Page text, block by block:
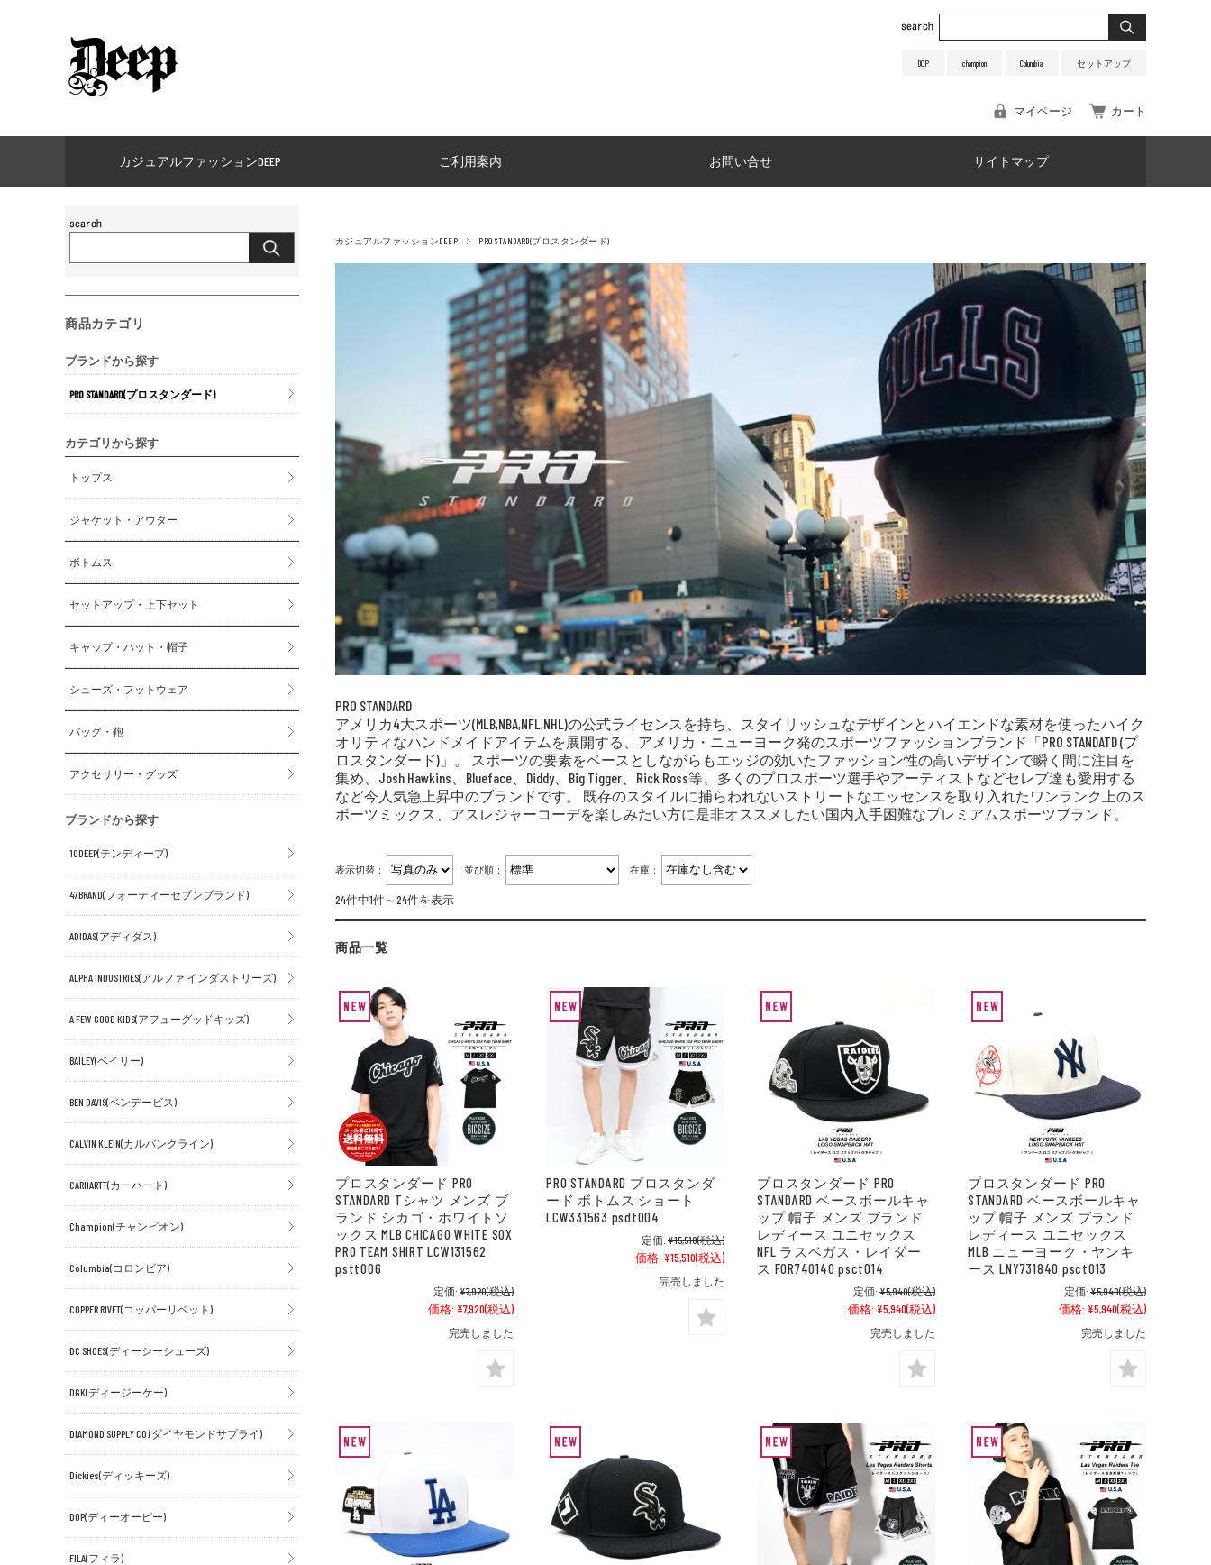
DOP champion Columbia セットアップ
マイページ カート
カジュアルファッションDEEP ご利用案内 お問い合せ サイトマップ
カジュアルファッションDEEP PRO STANDARD(プロスタンダード)
PRO STANDARD
アメリカ4大スポーツ(MLB,NBA,NFL,NHL)の公式ライセンスを持ち、スタイリッシュなデザインとハイエンドな素材を使ったハイク
オリティなハンドメイドアイテムを展開する、アメリカ・ニューヨーク発のスポーツファッションブランド「PRO STANDATD (プ
ロスタンダード)」。 スポーツの要素をベースとしながらもエッジの効いたファッション性の高いデザインで瞬く間に注目を
集め、Josh Hawkins、Blueface、Diddy、Big Tigger、Rick Ross等、多くのプロスポーツ選手やアーティストなどセレブ達も愛用する
など今人気急上昇中のブランドです。 既存のスタイルに捕らわれないストリートなエッセンスを取り入れたワンランク上のス
ポーツミックス、アスレジャーコーデを楽しみたい方に是非オススメしたい国内入手困難なプレミアムスポーツブランド。
表示切替： 並び順： 在庫：
24件中1件～24件を表示
商品一覧
プロスタンダード PRO
STANDARD Tシャツ メンズ ブ
ランド シカゴ・ホワイトソ
ックス MLB CHICAGO WHITE SOX
PRO TEAM SHIRT LCW131562
pstt006
定価: ¥7,920(税込)
価格: ¥7,920(税込)
完売しました
PRO STANDARD プロスタンダ
ード ボトムス ショート
LCW331563 psdt004
定価: ¥15,510(税込)
価格: ¥15,510(税込)
完売しました
プロスタンダード PRO
STANDARD ベースボールキャ
ップ 帽子 メンズ ブランド
レディース ユニセックス
NFL ラスベガス・レイダー
ス FOR740140 psct014
定価: ¥5,940(税込)
価格: ¥5,940(税込)
完売しました
プロスタンダード PRO
STANDARD ベースボールキャ
ップ 帽子 メンズ ブランド
レディース ユニセックス
MLB ニューヨーク・ヤンキ
ース LNY731840 psct013
定価: ¥5,940(税込)
価格: ¥5,940(税込)
完売しました
商品カテゴリ
ブランドから探す
PRO STANDARD(プロスタンダード)
カテゴリから探す
トップス
ジャケット・アウター
ボトムス
セットアップ・上下セット
キャップ・ハット・帽子
シューズ・フットウェア
バッグ・鞄
アクセサリー・グッズ
ブランドから探す
10DEEP(テンディープ)
47BRAND(フォーティーセブンブランド)
ADIDAS(アディダス)
ALPHA INDUSTRIES(アルファ インダストリーズ)
A FEW GOOD KIDS(アフューグッドキッズ)
BAILEY(ベイリー)
BEN DAVIS(ベンデービス)
CALVIN KLEIN(カルバンクライン)
CARHARTT(カーハート)
Champion(チャンピオン)
Columbia(コロンビア)
COPPER RIVET(コッパーリベット)
DC SHOES(ディーシーシューズ)
DGK(ディージーケー)
DIAMOND SUPPLY CO.(ダイヤモンドサプライ)
Dickies(ディッキーズ)
DOP(ディーオーピー)
FILA(フィラ)